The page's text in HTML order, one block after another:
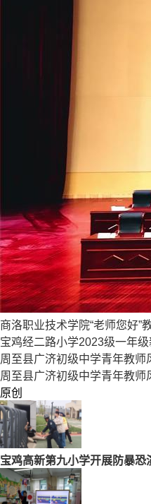
商洛职业技术学院“老师您好”
宝鸡经二路小学2023级一年
周至县广济初级中学青年教师
周至县广济初级中学青年教师
原创
宝鸡高新第九小学开展防暴恐